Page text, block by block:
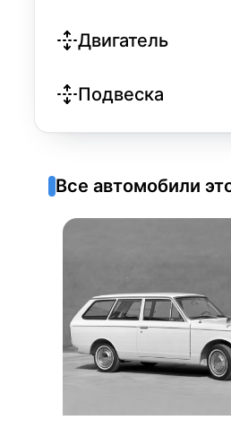
Двигатель
Подвеска
Все автомобили